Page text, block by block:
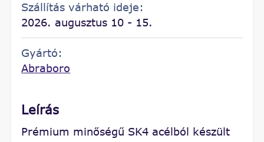
Szállítás várható ideje:
2026. augusztus 10 - 15.
Gyártó:
Abraboro
Leírás
Prémium minőségű SK4 acélból készült